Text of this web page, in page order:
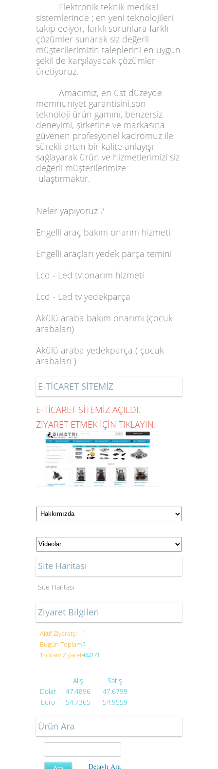
Elektronik teknik medikal
sistemlerinde ; en yeni teknolojileri
takip ediyor, farklı sorunlara farklı
çözümler sunarak siz değerli
müşterilerimizin taleplerini en uygun
şekil de karşılayacak çözümler
üretiyoruz.
Amacımız, en üst düzeyde
memnuniyet garantisini,son
teknoloji ürün gamını, benzersiz
deneyimi, şirketine ve markasına
güvenen profesyonel kadromuz ile
sürekli artan bir kalite anlayışı
sağlayarak ürün ve hizmetlerimizi siz
değerli müşterilerimize
ulaştırmaktır.
Neler yapıyoruz ?
Engelli araç bakım onarım hizmeti
Engelli araçları yedek parça temini
Lcd - Led tv onarım hizmeti
Lcd - Led tv yedekparça
Akülü araba bakım onarımı (çocuk
arabaları)
Akülü araba yedekparça ( çocuk
arabaları )
E-TİCARET SİTEMİZ
E-TİCARET SİTEMİZ AÇILDI.
ZİYARET ETMEK İÇİN TIKLAYIN.
Site Haritası
Site Haritası
Ziyaret Bilgileri
Aktif Ziyaretçi 1
Bugün Toplam5
Toplam Ziyaret482171
Alış
Satış
Dolar
47.4896
47.6799
Euro
54.7365 54.9559
Ürün Ara
Detaylı Ara